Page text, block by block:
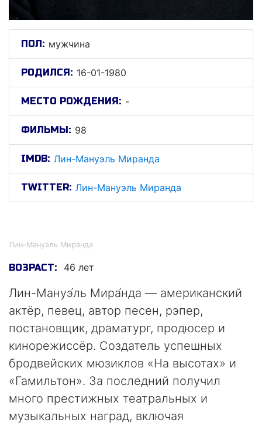
ПОЛ: мужчина
РОДИЛСЯ: 16-01-1980
МЕСТО РОЖДЕНИЯ: -
ФИЛЬМЫ: 98
IMDB: Лин-Мануэль Миранда
TWITTER: Лин-Мануэль Миранда
Лин-Мануэль Миранда
ВОЗРАСТ: 46 лет
Лин-Мануэ́ль Мира́нда — американский
актёр, певец, автор песен, рэпер,
постановщик, драматург, продюсер и
кинорежиссёр. Создатель успешных
бродвейских мюзиклов «На высотах» и
«Гамильтон». За последний получил
много престижных театральных и
музыкальных наград, включая